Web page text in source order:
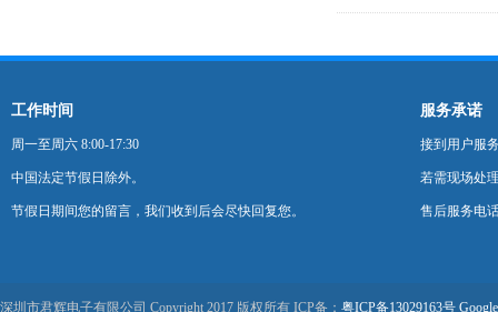
工作时间
周一至周六 8:00-17:30
中国法定节假日除外。
节假日期间您的留言，我们收到后会尽快回复您。
服务承诺
接到用户服
若需现场处
售后服务电
深圳市君辉电子有限公司 Copyright 2017 版权所有 ICP备： 粤ICP备13029163号